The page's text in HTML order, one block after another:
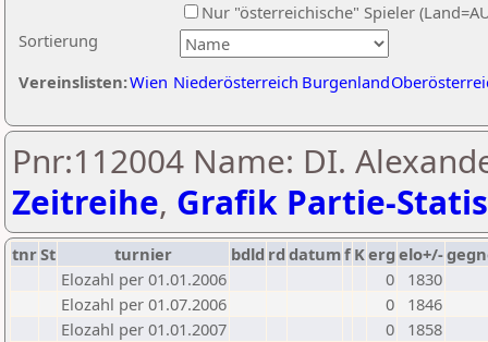
Sortierung
Nur "österreichische" Spieler
Vereinslisten:Wien Niederösterreich Burgenland
Pnr:112004 Name: DI.
Zeitreihe, Grafik Partie-
tnrSt turnier bdld rd datumf Kerg elo+/-
Elozahl per 01.01.2006
0
1830
Elozahl per 01.07.2006
0
1846
Elozahl per 01.01.2007
0
1858